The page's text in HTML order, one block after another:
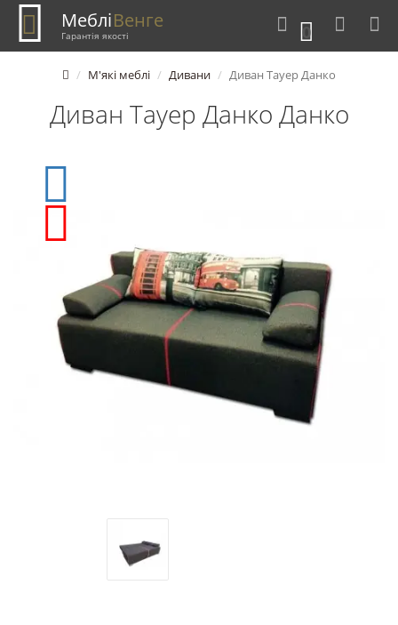
0
МебліВенге
Гарантія якості
М'які меблі Дивани Диван Тауер Данко
Диван Тауер Данко Данко